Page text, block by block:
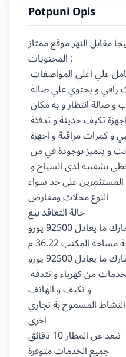
Potpuni Opis
مقابل النهر موقع ممتاز :
المحتويات :
المستثمرين على حد سواء .
النوع محلات ومعارض
حالة التعاقد بيع
السعر 185.000 مارك ما يعادل 92500 يورو
المساحة مساحة المكتب 36.22 م
سعر البيع 185.000 مارك ما يعادل 92500 يورو
و تكيف و الهاتف
النشاط المسموح بة تجاري
اخرى
تبعد عن المطار 10 دقائق
جميع الخدمات متوفرة